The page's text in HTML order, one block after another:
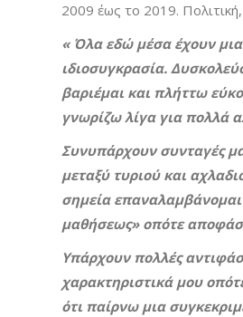
2009 έως το 2019.
« Όλα εδώ μέσα έχουν μια
ιδιοσυγκρασία.
βαριέμαι και πλήττω
γνωρίζω λίγα για πολλά
Συνυπάρχουν συνταγές
μεταξύ τυριού και
σημεία
μαθήσεως» οπότε
Υπάρχουν πολλές
χαρακτηριστικά μου
ότι παίρνω μια